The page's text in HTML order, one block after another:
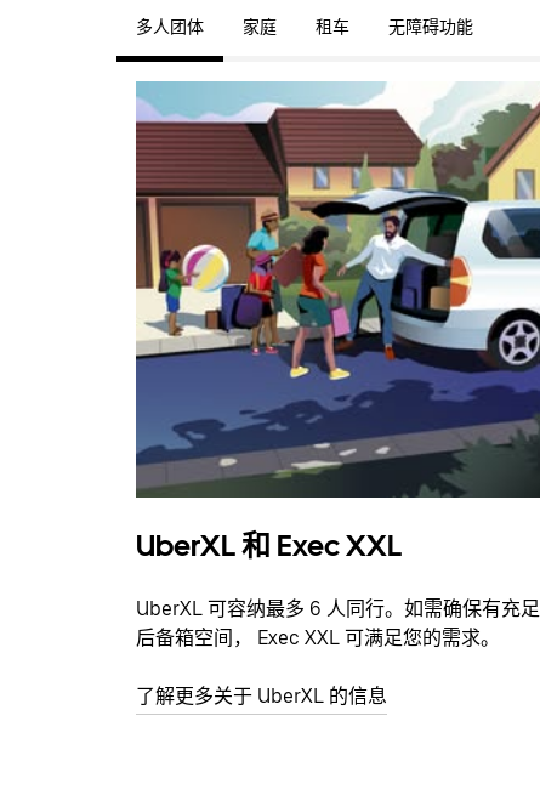
多人团体 家庭 租车 无障碍功能
UberXL 和 Exec XXL
UberXL 可容纳最多 6 人同行。如需确保有充足
后备箱空间， Exec XXL 可满足您的需求。
了解更多关于 UberXL 的信息